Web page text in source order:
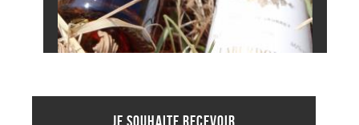
JE SOUHAITE RECEVOIR